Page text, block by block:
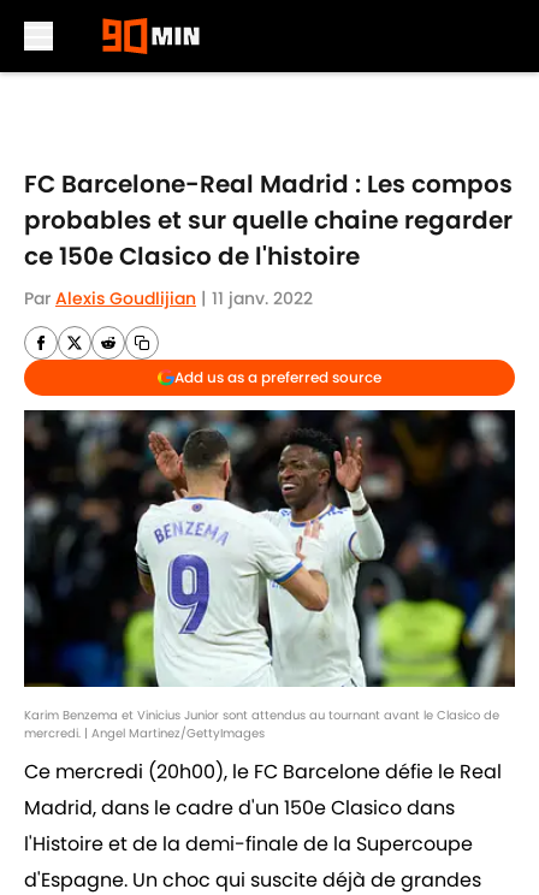
FC Barcelone-Real Madrid : Les compos
probables et sur quelle chaine regarder
ce 150e Clasico de l'histoire
Par Alexis Goudlijian | 11 janv. 2022
Add us as a preferred source
Karim Benzema et Vinicius Junior sont attendus au tournant avant le Clasico de
mercredi. | Angel Martinez/GettyImages
Ce mercredi (20h00), le FC Barcelone défie le Real
Madrid, dans le cadre d'un 150e Clasico dans
l'Histoire et de la demi-finale de la Supercoupe
d'Espagne. Un choc qui suscite déjà de grandes